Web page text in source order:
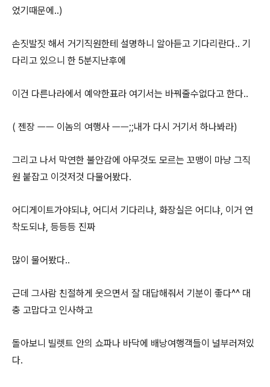
었기때문에..)
손짓발짓 해서 거기직원한테 설명하니 알아듣고 기다리란다.. 기
다리고 있으니 한 5분지난후에
이건 다른나라에서 예약한표라 여기서는 바꿔줄수없다고 한다..
( 젠장 ㅡㅡ 이놈의 여행사 ㅡㅡ;;내가 다시 거기서 하나봐라)
그리고 나서 막연한 불안감에 아무것도 모르는 꼬맹이 마냥 그직
원 붙잡고 이것저것 다물어봤다.
어디게이트가야되냐, 어디서 기다리냐, 화장실은 어디냐, 이거 연
착도되냐, 등등등 진짜
많이 물어봤다..
근데 그사람 친절하게 웃으면서 잘 대답해줘서 기분이 좋다^^ 대
충 고맙다고 인사하고
돌아보니 빌렛트 안의 쇼파나 바닥에 배낭여행객들이 널부러져있
다.